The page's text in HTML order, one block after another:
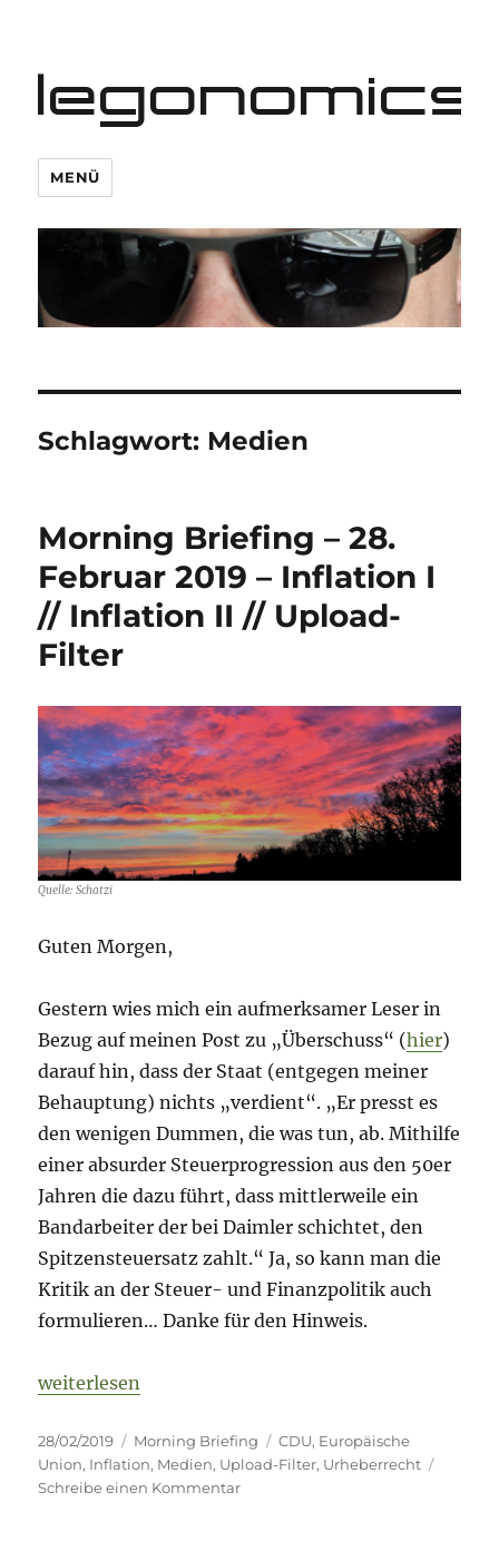
legonomics
MENÜ
Schlagwort: Medien
Morning Briefing – 28.
Februar 2019 – Inflation I
// Inflation II // Upload-
Filter
Quelle: Schatzi
Guten Morgen,
Gestern wies mich ein aufmerksamer Leser in
Bezug auf meinen Post zu „Überschuss“ (hier)
darauf hin, dass der Staat (entgegen meiner
Behauptung) nichts „verdient“. „Er presst es
den wenigen Dummen, die was tun, ab. Mithilfe
einer absurder Steuerprogression aus den 50er
Jahren die dazu führt, dass mittlerweile ein
Bandarbeiter der bei Daimler schichtet, den
Spitzensteuersatz zahlt.“ Ja, so kann man die
Kritik an der Steuer- und Finanzpolitik auch
formulieren… Danke für den Hinweis.
„Morning Briefing – 28. Februar 2019 – Inflation
weiterlesen
Veröffentlicht
am
28/02/2019 Kategorien
Morning Briefing Schlagwörter
CDU, Europäische
Union, Inflation, Medien, Upload-Filter, Urheberrecht
Schreibe einen Kommentarzu